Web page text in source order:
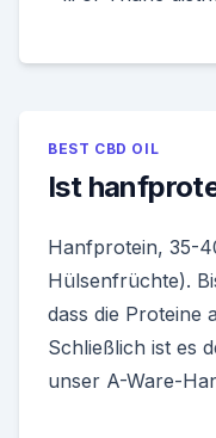
BEST CBD OIL
Ist
Hanfprotein, 35-
Hülsenfrüchte).
dass die Proteine
Schließlich ist es
unser A-Ware-